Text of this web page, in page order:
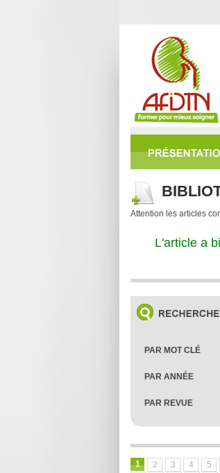
Attention les articles
L'article a
PAR MOT CLÉ
PAR ANNÉE
PAR REVUE
1 2 3 4 5